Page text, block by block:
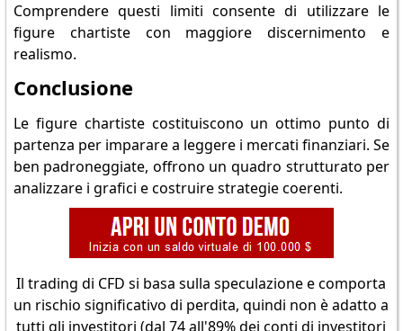
Comprendere questi limiti consente di utilizzare le
figure chartiste con maggiore discernimento e
realismo.
Conclusione
Le figure chartiste costituiscono un ottimo punto di
partenza per imparare a leggere i mercati finanziari. Se
ben padroneggiate, offrono un quadro strutturato per
analizzare i grafici e costruire strategie coerenti.
Il trading di CFD si basa sulla speculazione e comporta
un rischio significativo di perdita, quindi non è adatto a
tutti gli investitori (dal 74 all'89% dei conti di investitori